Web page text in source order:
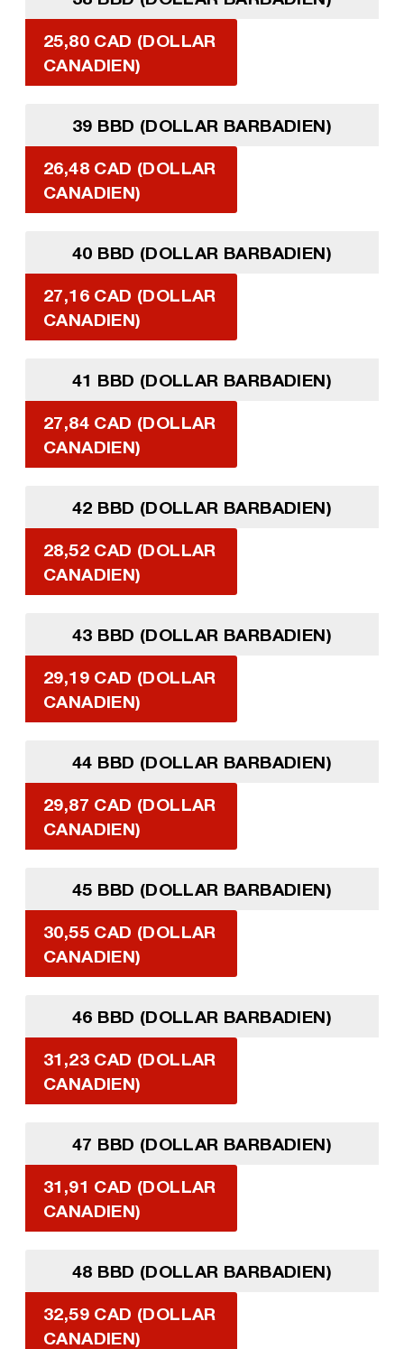
25,80 CAD (DOLLAR
CANADIEN)
39 BBD (DOLLAR BARBADIEN)
26,48 CAD (DOLLAR
CANADIEN)
40 BBD (DOLLAR BARBADIEN)
27,16 CAD (DOLLAR
CANADIEN)
41 BBD (DOLLAR BARBADIEN)
27,84 CAD (DOLLAR
CANADIEN)
42 BBD (DOLLAR BARBADIEN)
28,52 CAD (DOLLAR
CANADIEN)
43 BBD (DOLLAR BARBADIEN)
29,19 CAD (DOLLAR
CANADIEN)
44 BBD (DOLLAR BARBADIEN)
29,87 CAD (DOLLAR
CANADIEN)
45 BBD (DOLLAR BARBADIEN)
30,55 CAD (DOLLAR
CANADIEN)
46 BBD (DOLLAR BARBADIEN)
31,23 CAD (DOLLAR
CANADIEN)
47 BBD (DOLLAR BARBADIEN)
31,91 CAD (DOLLAR
CANADIEN)
48 BBD (DOLLAR BARBADIEN)
32,59 CAD (DOLLAR
CANADIEN)